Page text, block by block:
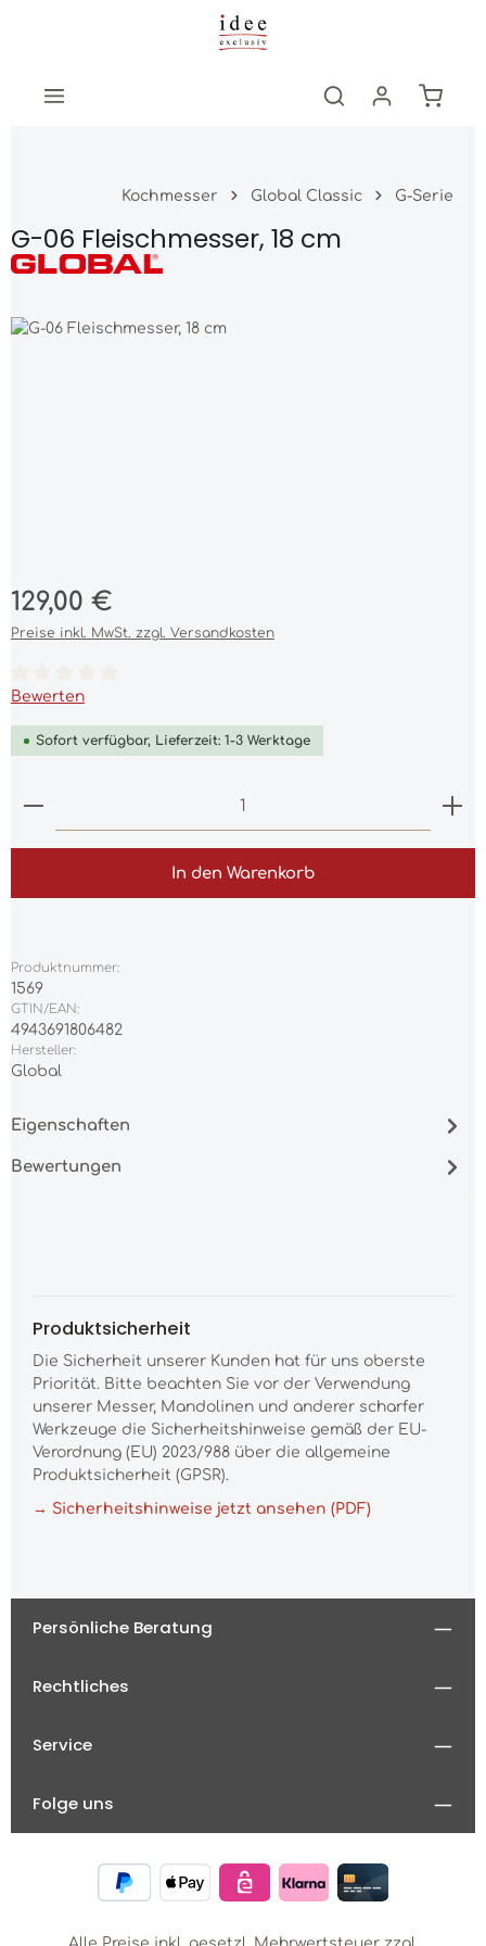
Zum Hauptinhalt springen
Kochmesser Global Classic G-Serie
G-06 Fleischmesser, 18 cm
Bildergalerie überspringen
Regulärer Preis:
129,00 €
Preise inkl. MwSt. zzgl. Versandkosten
Durchschnittliche Bewertung von 0 von 5 Sternen
Bewerten
Sofort verfügbar, Lieferzeit: 1-3 Werktage
Produkt Anzahl: Gib den gewünschten Wert
In den Warenkorb
Produktnummer:
1569
GTIN/EAN:
4943691806482
Hersteller:
Global
Eigenschaften
Bewertungen
Produktsicherheit
Die Sicherheit unserer Kunden hat für uns oberste
Priorität. Bitte beachten Sie vor der Verwendung
unserer Messer, Mandolinen und anderer scharfer
Werkzeuge die Sicherheitshinweise gemäß der EU-
Verordnung (EU) 2023/988 über die allgemeine
Produktsicherheit (GPSR).
→ Sicherheitshinweise jetzt ansehen (PDF)
Persönliche Beratung
Rechtliches
Service
Folge uns